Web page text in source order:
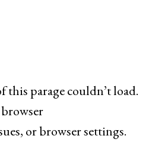
parage couldn’t load.
or browser settings.